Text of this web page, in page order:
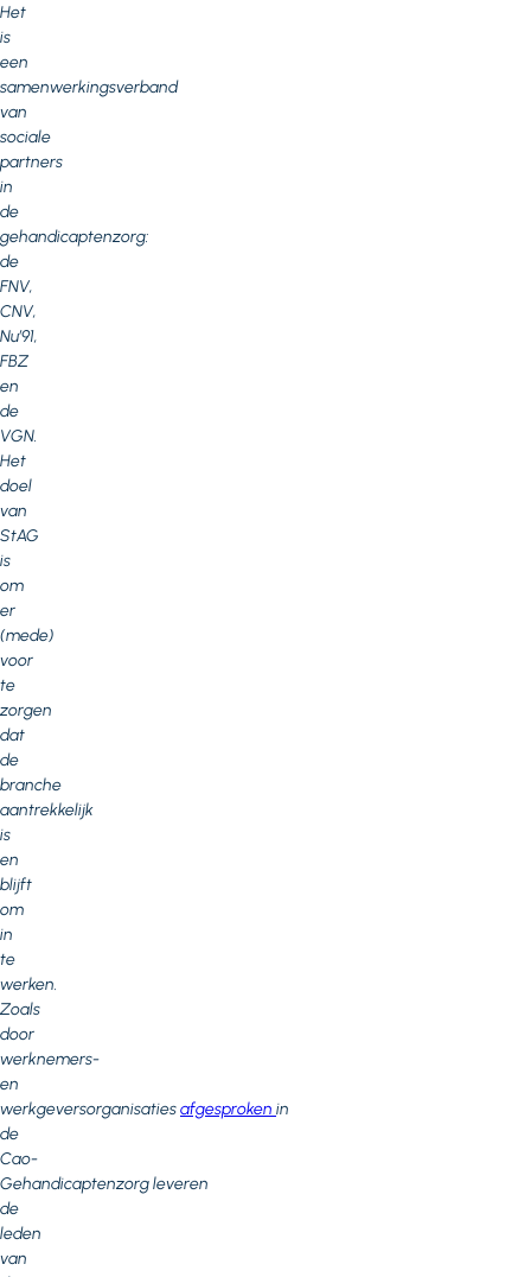
Het
is
een
samenwerkingsverband
van
sociale
partners
in
de
gehandicaptenzorg:
de
FNV,
CNV,
Nu’91,
FBZ
en
de
VGN.
Het
doel
van
StAG
is
om
er
(mede)
voor
te
zorgen
dat
de
branche
aantrekkelijk
is
en
blijft
om
in
te
werken.
Zoals
door
werknemers-
en
werkgeversorganisatiesafgesproken in
de
Cao-
Gehandicaptenzorg leveren
de
leden
van